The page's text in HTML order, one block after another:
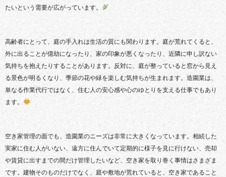
たいという需要が広がっています。
高齢者にとって、庭の手入れは生活の質にも関わります。庭が荒れてくると、
外に出ることが億劫になったり、家の印象が悪くなったり、近隣に申し訳ない
気持ちを抱えたりすることがあります。反対に、庭が整っていると窓から見え
る景色が明るくなり、季節の花や緑を楽しむ気持ちが生まれます。造園業は、
単なる作業代行ではなく、住む人の安心感や心のゆとりを支える仕事でもあり
ます。
空き家管理の面でも、造園業のニーズは非常に大きくなっています。相続した
実家に住む人がいない、遠方に住んでいて定期的に様子を見に行けない、売却
や賃貸に出すまでの間だけ管理したいなど、空き家を取り巻く事情はさまざま
です。建物そのものだけでなく、庭や敷地が荒れていると、空き家であること